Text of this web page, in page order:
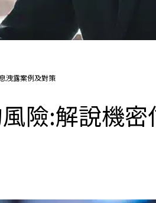
洩露案例及對策
險:解說機密